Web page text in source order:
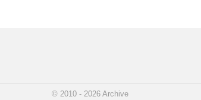
© 2010 - 2026 Archive